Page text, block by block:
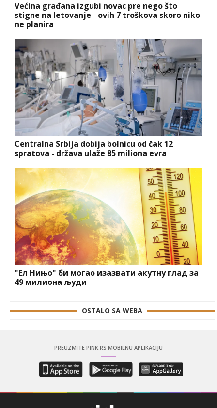
Većina građana izgubi novac pre nego što
stigne na letovanje - ovih 7 troškova skoro niko
ne planira
Centralna Srbija dobija bolnicu od čak 12
spratova - država ulaže 85 miliona evra
"Ел Нињо" би могао изазвати акутну глад за
49 милиона људи
OSTALO SA WEBA
PREUZMITE PINK.RS MOBILNU APLIKACIJU